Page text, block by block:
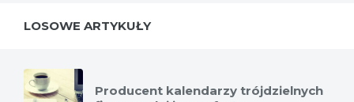
LOSOWE ARTYKUŁY
Producent kalendarzy trójdzielnych